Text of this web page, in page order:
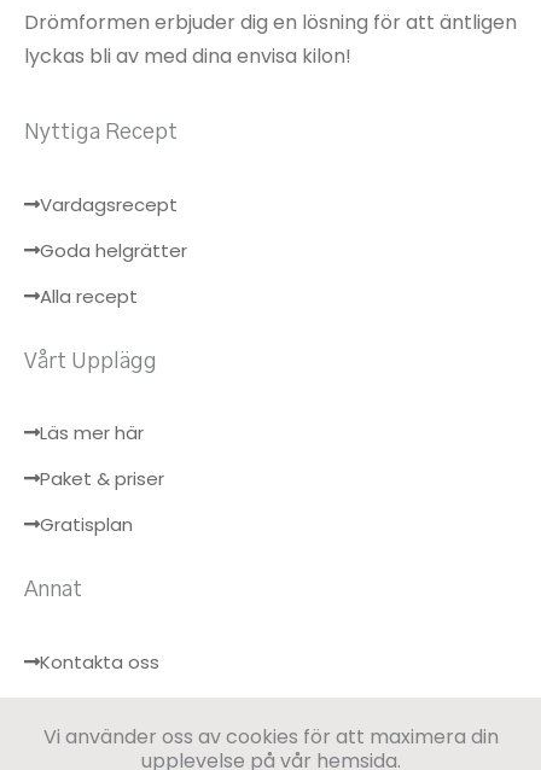
Drömformen erbjuder dig en lösning för att äntligen
lyckas bli av med dina envisa kilon!
Nyttiga Recept
Vardagsrecept
Goda helgrätter
Alla recept
Vårt Upplägg
Läs mer här
Paket & priser
Gratisplan
Annat
Kontakta oss
Vi använder oss av cookies för att maximera din
upplevelse på vår hemsida.